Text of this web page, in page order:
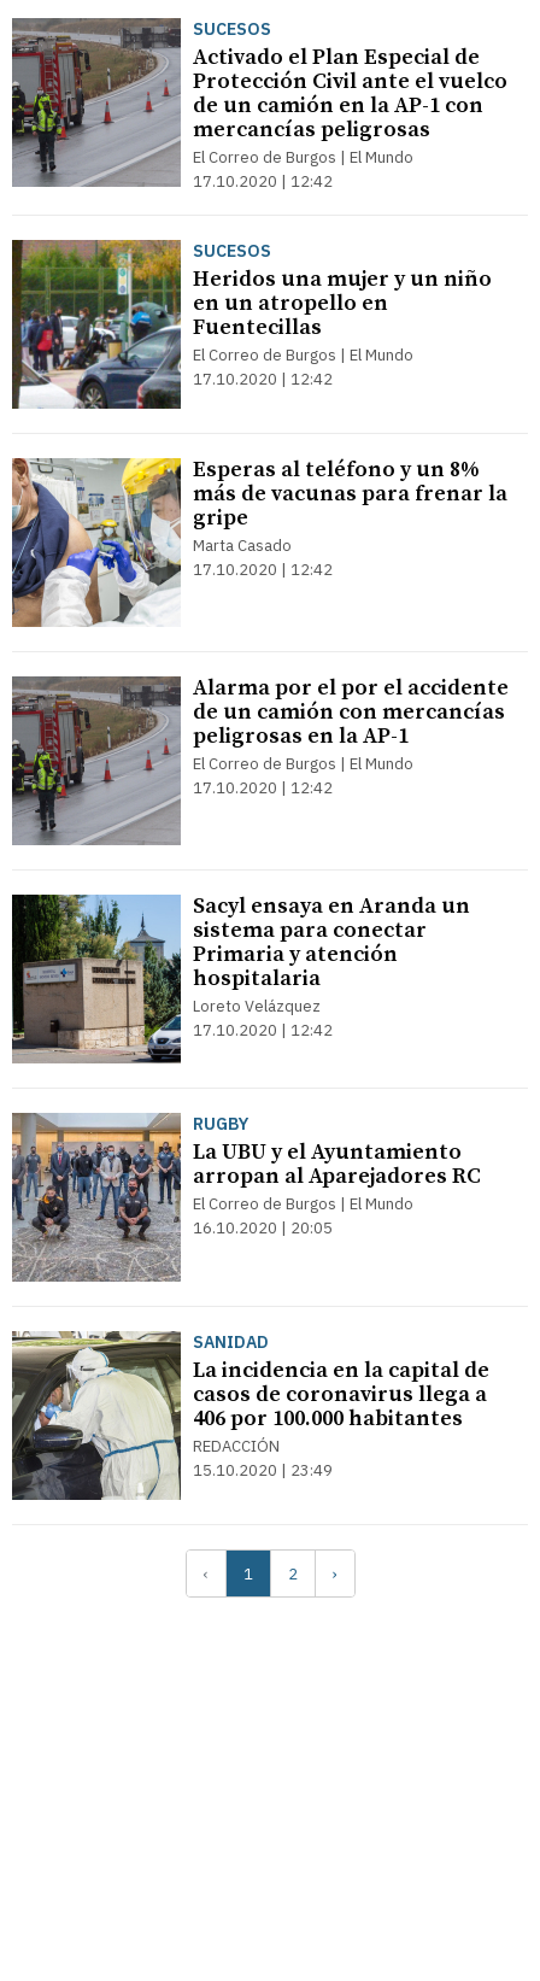
SUCESOS
Activado el Plan Especial de
Protección Civil ante el vuelco
de un camión en la AP-1 con
mercancías peligrosas
El Correo de Burgos | El Mundo
17.10.2020 | 12:42
SUCESOS
Heridos una mujer y un niño
en un atropello en
Fuentecillas
El Correo de Burgos | El Mundo
17.10.2020 | 12:42
Esperas al teléfono y un 8%
más de vacunas para frenar la
gripe
Marta Casado
17.10.2020 | 12:42
Alarma por el por el accidente
de un camión con mercancías
peligrosas en la AP-1
El Correo de Burgos | El Mundo
17.10.2020 | 12:42
Sacyl ensaya en Aranda un
sistema para conectar
Primaria y atención
hospitalaria
Loreto Velázquez
17.10.2020 | 12:42
RUGBY
La UBU y el Ayuntamiento
arropan al Aparejadores RC
El Correo de Burgos | El Mundo
16.10.2020 | 20:05
SANIDAD
La incidencia en la capital de
casos de coronavirus llega a
406 por 100.000 habitantes
REDACCIÓN
15.10.2020 | 23:49
‹ 1 2 ›